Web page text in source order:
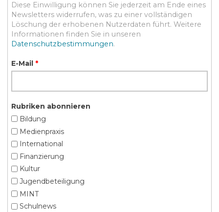
Diese Einwilligung können Sie jederzeit am Ende eines
Newsletters widerrufen, was zu einer vollständigen
Löschung der erhobenen Nutzerdaten führt. Weitere
Informationen finden Sie in unseren
Datenschutzbestimmungen.
E-Mail *
Rubriken abonnieren
Bildung
Medienpraxis
International
Finanzierung
Kultur
Jugendbeteiligung
MINT
Schulnews